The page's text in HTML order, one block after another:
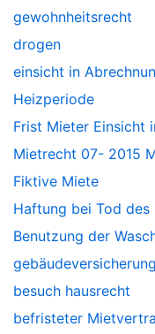
gewohnheitsrecht
drogen
einsicht in
Heizperiode
Frist Mieter Einsicht
Mietrecht 07- 2015
Fiktive Miete
Haftung bei Tod des
Benutzung der
gebäudeversicherung
besuch hausrecht
befristeter